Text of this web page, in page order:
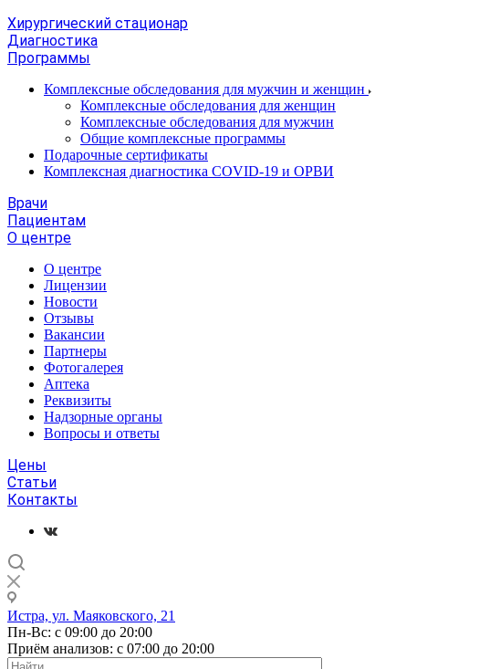
Хирургический стационар
Диагностика
Программы
Комплексные обследования для мужчин и женщин
Комплексные обследования для женщин
Комплексные обследования для мужчин
Общие комплексные программы
Подарочные сертификаты
Комплексная диагностика COVID-19 и ОРВИ
Врачи
Пациентам
О центре
О центре
Лицензии
Новости
Отзывы
Вакансии
Партнеры
Фотогалерея
Аптека
Реквизиты
Надзорные органы
Вопросы и ответы
Цены
Статьи
Контакты
Истра, ул. Маяковского, 21
Пн-Вс: с 09:00 до 20:00
Приём анализов: с 07:00 до 20:00